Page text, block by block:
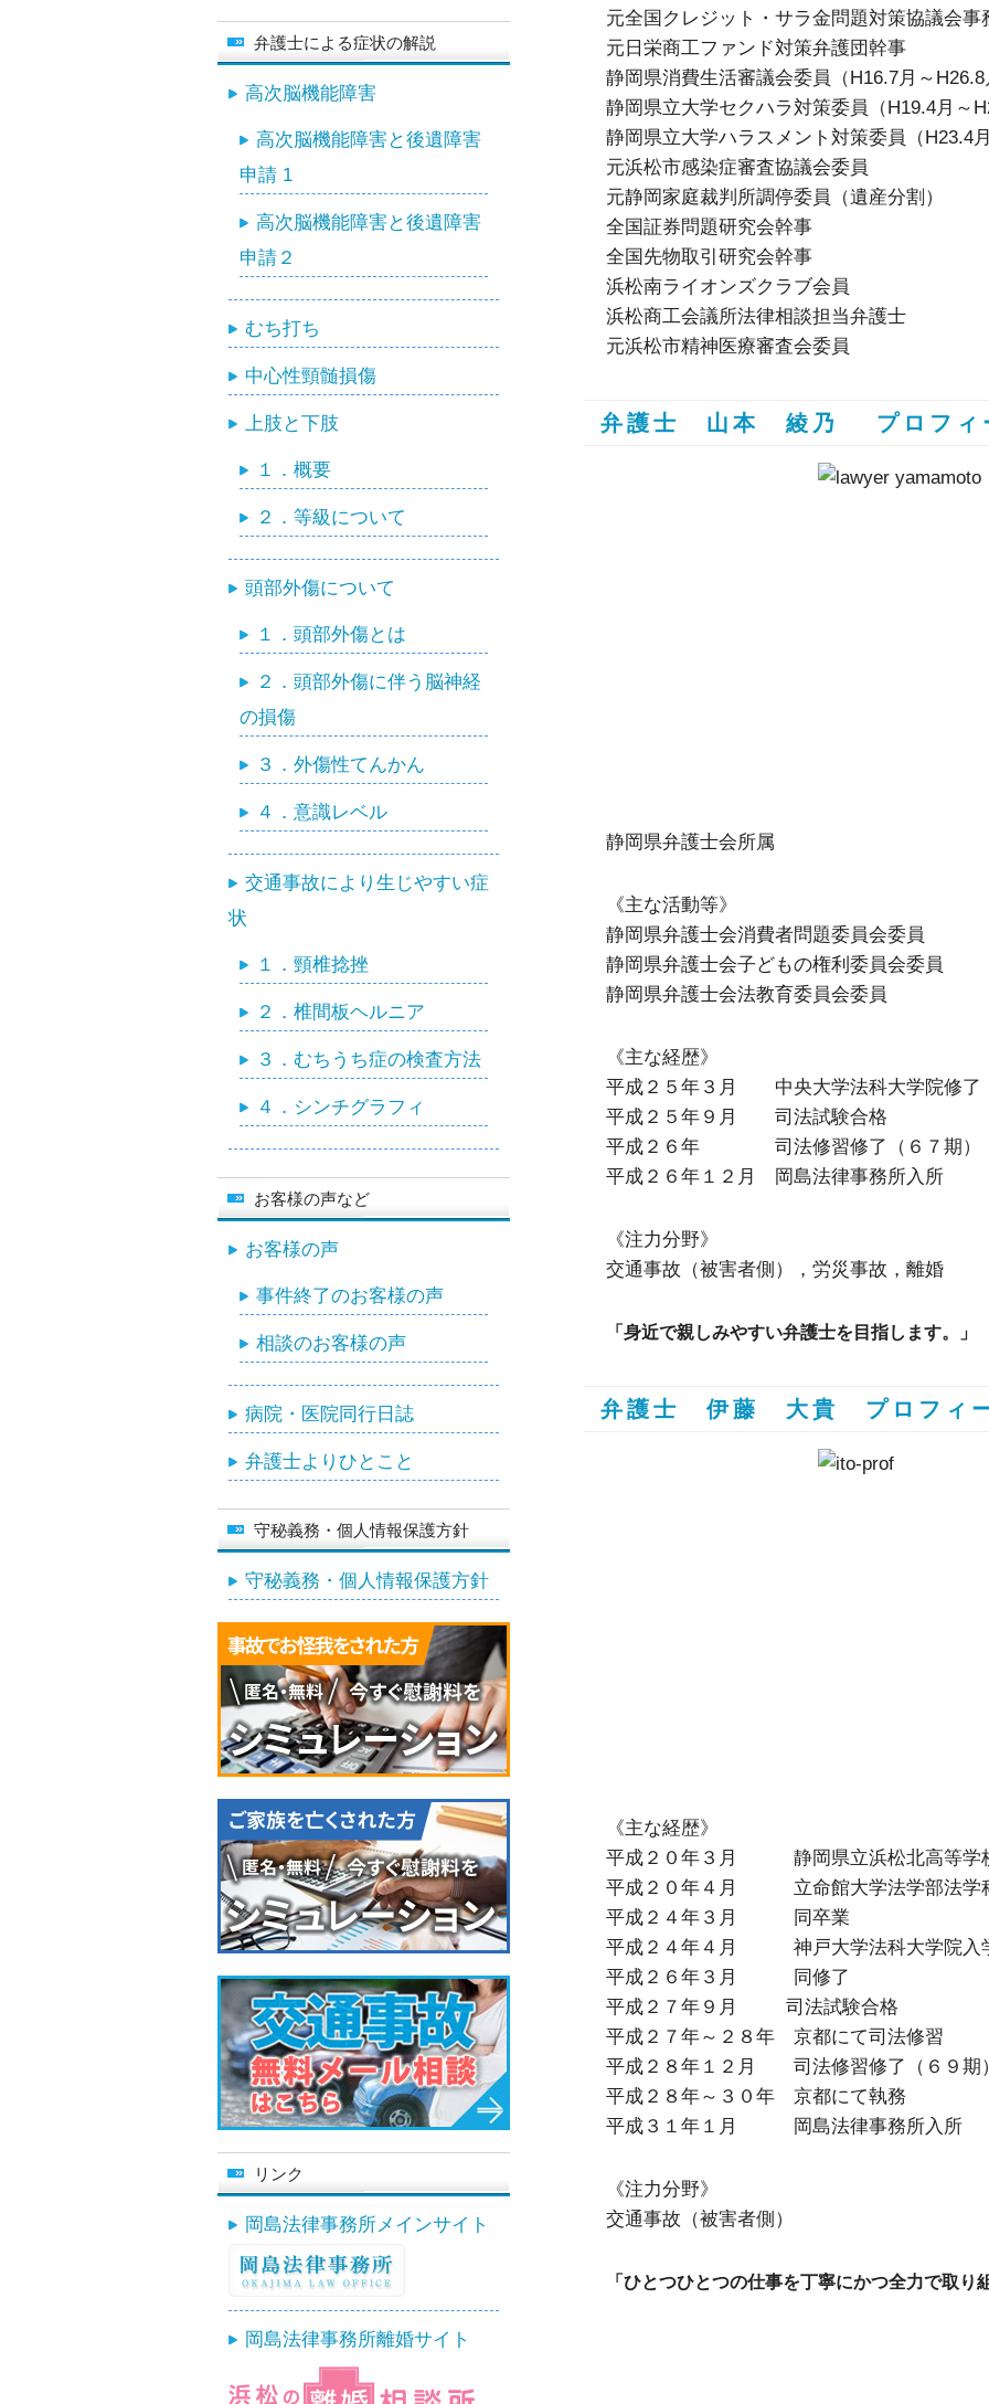
元全国クレジット・サラ金問題対策協議会事
元日栄商工ファンド対策弁護団幹事
静岡県消費生活審議会委員（H16.7月～
静岡県立大学セクハラ対策委員（H19.4月～
静岡県立大学ハラスメント対策委員（H23.4
元浜松市感染症審査協議会委員
元静岡家庭裁判所調停委員（遺産分割）
全国証券問題研究会幹事
全国先物取引研究会幹事
浜松南ライオンズクラブ会員
浜松商工会議所法律相談担当弁護士
元浜松市精神医療審査会委員
弁護士 山本 綾乃 プロフィ
静岡県弁護士会所属
《主な活動等》
静岡県弁護士会消費者問題委員会委員
静岡県弁護士会子どもの権利委員会委員
静岡県弁護士会法教育委員会委員
《主な経歴》
平成２５年３月 中央大学法科大学院修了
平成２５年９月 司法試験合格
平成２６年 司法修習修了（６７期）
平成２６年１２月 岡島法律事務所入所
《注力分野》
交通事故（被害者側），労災事故，離婚
「身近で親しみやすい弁護士を目指します。」
弁護士 伊藤 大貴 プロフィ
《主な経歴》
平成２０年３月 静岡県立浜松北高等学
平成２０年４月 立命館大学法学部法学
平成２４年３月 同卒業
平成２４年４月 神戸大学法科大学院入
平成２６年３月 同修了
平成２７年９月 司法試験合格
平成２７年～２８年 京都にて司法修習
平成２８年１２月 司法修習修了（６９期
平成２８年～３０年 京都にて執務
平成３１年１月 岡島法律事務所入所
《注力分野》
交通事故（被害者側）
「ひとつひとつの仕事を丁寧にかつ全力で取り
弁護士による症状の解説
高次脳機能障害
高次脳機能障害と後遺障害
申請 1
高次脳機能障害と後遺障害
申請２
むち打ち
中心性頸髄損傷
上肢と下肢
１．概要
２．等級について
頭部外傷について
１．頭部外傷とは
２．頭部外傷に伴う脳神経
の損傷
３．外傷性てんかん
４．意識レベル
交通事故により生じやすい症
状
１．頸椎捻挫
２．椎間板ヘルニア
３．むちうち症の検査方法
４．シンチグラフィ
お客様の声など
お客様の声
事件終了のお客様の声
相談のお客様の声
病院・医院同行日誌
弁護士よりひとこと
守秘義務・個人情報保護方針
守秘義務・個人情報保護方針
リンク
岡島法律事務所メインサイト
岡島法律事務所離婚サイト